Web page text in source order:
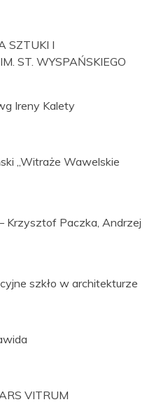
SZTUKI I
ST. WYSPAŃSKIEGO
Ireny Kalety
„Witraże Wawelskie
Krzysztof Paczka, Andrzej
szkło w architekturze
VITRUM